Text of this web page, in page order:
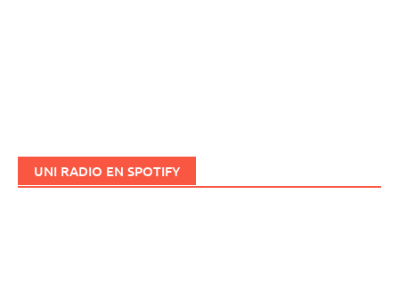
UNI RADIO EN SPOTIFY